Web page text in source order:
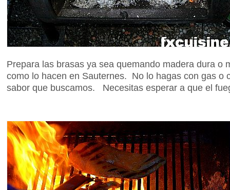
Prepara las brasas ya sea quemando madera dura o
como lo hacen en Sauternes. No lo hagas con gas o
sabor que buscamos. Necesitas esperar a que el